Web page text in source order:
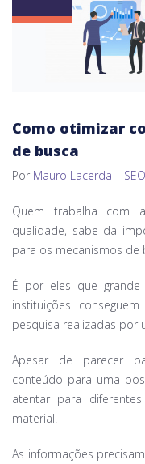
Como otimizar
de busca
Por Mauro Lacerda |
Quem trabalha com
qualidade, sabe da
para os mecanismos de
É por eles que
instituições
pesquisa realizadas por
Apesar de parecer
conteúdo para uma
atentar para
material.
As informações